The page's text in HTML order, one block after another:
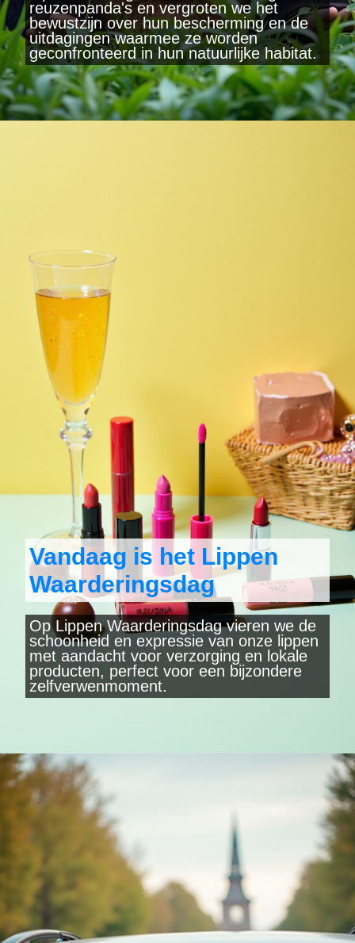
reuzenpanda's en vergroten we het
bewustzijn over hun bescherming en de
uitdagingen waarmee ze worden
geconfronteerd in hun natuurlijke habitat.
Vandaag is het Lippen
Waarderingsdag
Op Lippen Waarderingsdag vieren we de
schoonheid en expressie van onze lippen
met aandacht voor verzorging en lokale
producten, perfect voor een bijzondere
zelfverwenmoment.
Wordt geopend https://www.yearlydates.com/be/nl/speciale-dag/lippen-waarderingsdag/